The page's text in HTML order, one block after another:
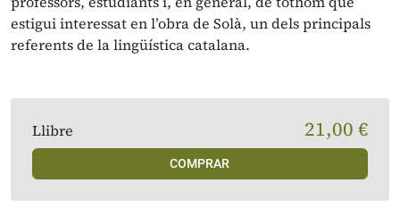
estigui interessat en l’obra de Solà, un dels principals
referents de la lingüística catalana.
Llibre 21,00 €
COMPRAR